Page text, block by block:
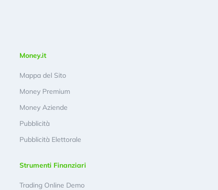
Money.it
Mappa del Sito
Money Premium
Money Aziende
Pubblicità
Pubblicità Elettorale
Strumenti Finanziari
Trading Online Demo